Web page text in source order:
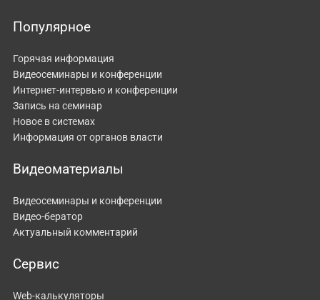
Популярное
Горячая информация
Видеосеминары и конференции
Интернет-интервью и конференции
Запись на семинар
Новое в системах
Информация от органов власти
Видеоматериалы
Видеосеминары и конференции
Видео-бератор
Актуальный комментарий
Сервис
Web-калькуляторы